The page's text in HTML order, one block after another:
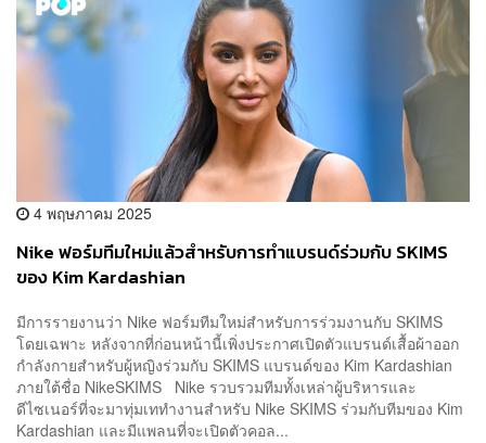
4 พฤษภาคม 2025
Nike ฟอร์มทีมใหม่แล้วสำหรับการทำแบรนด์ร่วมกับ SKIMS
ของ Kim Kardashian
มีการรายงานว่า Nike ฟอร์มทีมใหม่สำหรับการร่วมงานกับ SKIMS
โดยเฉพาะ หลังจากที่ก่อนหน้านี้เพิ่งประกาศเปิดตัวแบรนด์เสื้อผ้าออก
กำลังกายสำหรับผู้หญิงร่วมกับ SKIMS แบรนด์ของ Kim Kardashian
ภายใต้ชื่อ NikeSKIMS Nike รวบรวมทีมทั้งเหล่าผู้บริหารและ
ดีไซเนอร์ที่จะมาทุ่มเททำงานสำหรับ Nike SKIMS ร่วมกับทีมของ Kim
Kardashian และมีแพลนที่จะเปิดตัวคอล...